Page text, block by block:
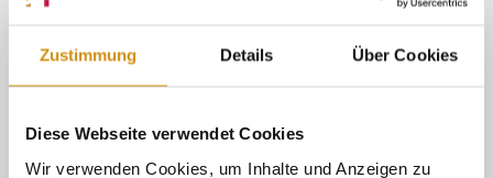
Zustimmung Details Über Cookies
Diese Webseite verwendet Cookies
Wir verwenden Cookies, um Inhalte und Anzeigen zu
Buch dir dein
öffentlichen
ZU UNSEREN ERLEBNISSEN